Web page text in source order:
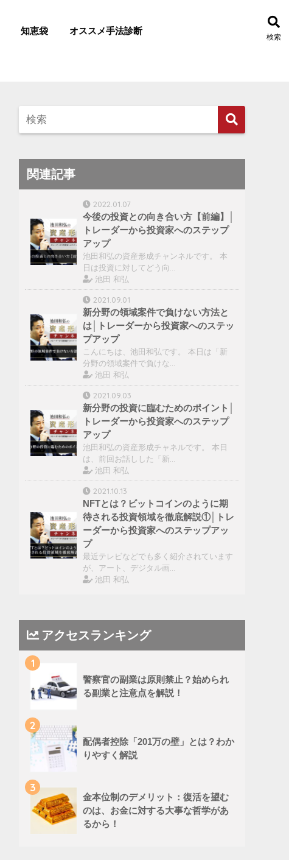
知恵袋 オススメ手法診断
検索
関連記事
2022.01.07
今後の投資との向き合い方【前編】│
トレーダーから投資家へのステップ
アップ
池田和弘の資産形成チャンネルです。 本
日は投資に対してどう向…
池田 和弘
2021.09.01
新分野の領域案件で負けない方法と
は│トレーダーから投資家へのステッ
プアップ
こんにちは、池田和弘です。 本日は「新
分野の領域案件で負けな…
池田 和弘
2021.09.03
新分野の投資に臨むためのポイント│
トレーダーから投資家へのステップ
アップ
池田和弘の資産形成チャネルです。 本日
は、前回お話しした「新…
池田 和弘
2021.10.13
NFTとは？ビットコインのように期
待される投資領域を徹底解説①│トレ
ーダーから投資家へのステップアッ
プ
最近テレビなどでも多く紹介されています
が、アート、デジタル画…
池田 和弘
アクセスランキング
1
警察官の副業は原則禁止？始められ
る副業と注意点を解説！
2
配偶者控除「201万の壁」とは？わか
りやすく解説
3
金本位制のデメリット：復活を望む
のは、お金に対する大事な哲学があ
るから！